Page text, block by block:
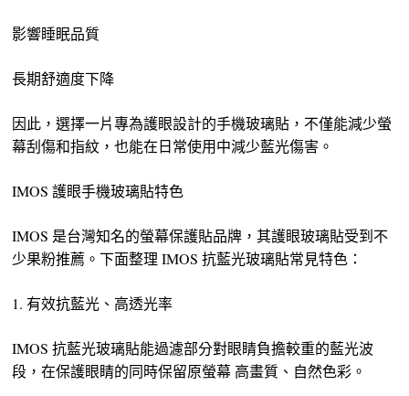
影響睡眠品質
長期舒適度下降
因此，選擇一片專為護眼設計的手機玻璃貼，不僅能減少螢
幕刮傷和指紋，也能在日常使用中減少藍光傷害。
IMOS 護眼手機玻璃貼特色
IMOS 是台灣知名的螢幕保護貼品牌，其護眼玻璃貼受到不
少果粉推薦。下面整理 IMOS 抗藍光玻璃貼常見特色：
1. 有效抗藍光、高透光率
IMOS 抗藍光玻璃貼能過濾部分對眼睛負擔較重的藍光波
段，在保護眼睛的同時保留原螢幕 高畫質、自然色彩。